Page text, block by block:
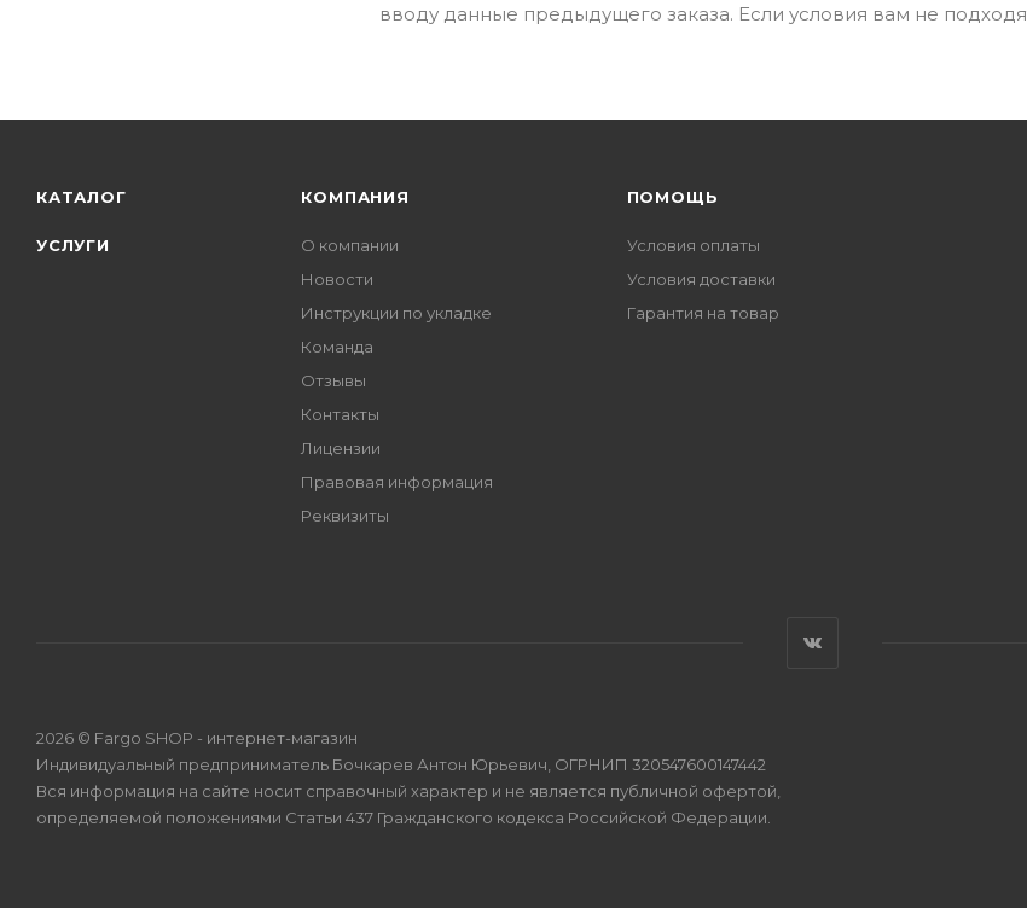
вводу данные предыдущего заказа. Если условия вам не
КАТАЛОГ
УСЛУГИ
КОМПАНИЯ
О компании
Новости
Инструкции по укладке
Команда
Отзывы
Контакты
Лицензии
Правовая информация
Реквизиты
ПОМОЩЬ
Условия оплаты
Условия доставки
Гарантия на товар
2026 © Fargo SHOP - интернет-магазин
Индивидуальный предприниматель Бочкарев Антон Юрьевич, ОГРНИП 320547600147442
Вся информация на сайте носит справочный характер и не является публичной офертой,
определяемой положениями Статьи 437 Гражданского кодекса Российской Федерации.